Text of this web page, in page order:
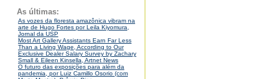
As últimas:
As vozes da floresta amazônica vibram na
arte de Hugo Fortes por Leila Kiyomura,
Jornal da USP
Most Art Gallery Assistants Earn Far Less
Than a Living Wage, According to Our
Exclusive Dealer Salary Survey by Zachary
Small & Eileen Kinsella, Artnet News
O futuro das exposições para além da
pandemia, por Luiz Camillo Osorio (com